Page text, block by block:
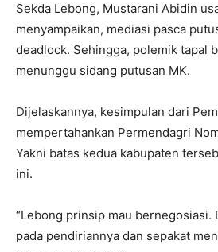
Sekda Lebong, Mustarani Abidin
menyampaikan, mediasi pasca
deadlock. Sehingga, polemik tapal
menunggu sidang putusan MK.
Dijelaskannya, kesimpulan dari
mempertahankan Permendagri
Yakni batas kedua kabupaten
ini.
“Lebong prinsip mau bernegosiasi.
pada pendiriannya dan sepakat